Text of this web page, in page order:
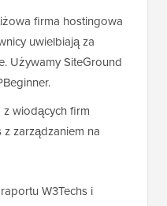
firma hostingowa
uwielbiają za
Używamy SiteGround
z wiodących firm
zarządzaniem na
W3Techs i